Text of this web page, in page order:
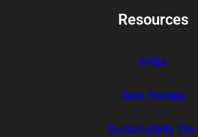
Resources
FAQs
Case Studies
Sustainability Tips